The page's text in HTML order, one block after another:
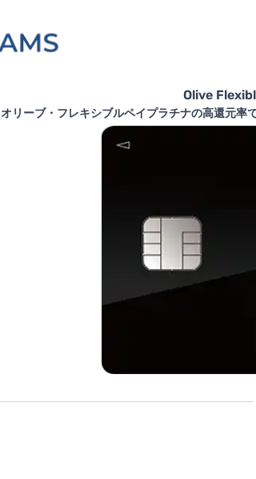
Olive
オリーブ・フレキシブルペイプラチナの高還元率